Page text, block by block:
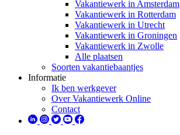
Vakantiewerk in Amsterdam
Vakantiewerk in Rotterdam
Vakantiewerk in Utrecht
Vakantiewerk in Groningen
Vakantiewerk in Zwolle
Alle plaatsen
Soorten vakantiebaantjes
Informatie
Ik ben werkgever
Over Vakantiewerk Online
Contact